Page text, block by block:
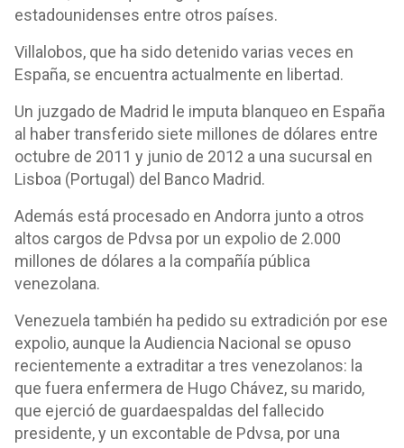
estadounidenses entre otros países.
Villalobos, que ha sido detenido varias veces en
España, se encuentra actualmente en libertad.
Un juzgado de Madrid le imputa blanqueo en España
al haber transferido siete millones de dólares entre
octubre de 2011 y junio de 2012 a una sucursal en
Lisboa (Portugal) del Banco Madrid.
Además está procesado en Andorra junto a otros
altos cargos de Pdvsa por un expolio de 2.000
millones de dólares a la compañía pública
venezolana.
Venezuela también ha pedido su extradición por ese
expolio, aunque la Audiencia Nacional se opuso
recientemente a extraditar a tres venezolanos: la
que fuera enfermera de Hugo Chávez, su marido,
que ejerció de guardaespaldas del fallecido
presidente, y un excontable de Pdvsa, por una